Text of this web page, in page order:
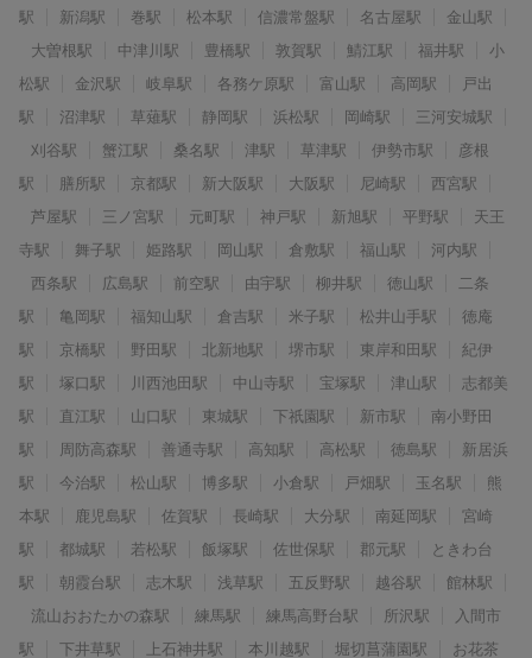
駅
新潟駅 巻駅 松本駅 信濃常盤駅 名古屋駅
金山駅
大曽根駅
中津川駅 豊橋駅 敦賀駅 鯖江駅 福井駅
小
松駅
金沢駅 岐阜駅 各務ケ原駅 富山駅 高岡駅
戸出
駅
沼津駅 草薙駅 静岡駅 浜松駅 岡崎駅
三河安城駅
刈谷駅
蟹江駅 桑名駅 津駅 草津駅 伊勢市駅
彦根
駅
膳所駅 京都駅 新大阪駅 大阪駅 尼崎駅
西宮駅
芦屋駅
三ノ宮駅 元町駅 神戸駅 新旭駅 平野駅
天王
寺駅
舞子駅 姫路駅 岡山駅 倉敷駅 福山駅
河内駅
西条駅
広島駅 前空駅 由宇駅 柳井駅 徳山駅
二条
駅
亀岡駅 福知山駅 倉吉駅 米子駅 松井山手駅
徳庵
駅
京橋駅 野田駅 北新地駅 堺市駅 東岸和田駅
紀伊
駅
塚口駅 川西池田駅 中山寺駅 宝塚駅 津山駅
志都美
駅
直江駅 山口駅 東城駅 下祇園駅 新市駅
南小野田
駅
周防高森駅 善通寺駅 高知駅 高松駅 徳島駅
新居浜
駅
今治駅 松山駅 博多駅 小倉駅 戸畑駅 玉名駅
熊
本駅
鹿児島駅 佐賀駅 長崎駅 大分駅 南延岡駅
宮崎
駅
都城駅 若松駅 飯塚駅 佐世保駅 郡元駅
ときわ台
駅
朝霞台駅 志木駅 浅草駅 五反野駅 越谷駅
館林駅
流山おおたかの森駅
練馬駅 練馬高野台駅 所沢駅
入間市
駅
下井草駅 上石神井駅 本川越駅 堀切菖蒲園駅 お花茶